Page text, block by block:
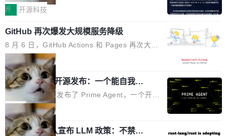
度宣传的。」 这才是真正的痛点。不是所有论文
都有问题，是最吸引眼球的那批论文最有问题。
他引用的帖子来自 Mathew Shen，一位 ICLR 2
026 的读者：「看了篇 ...
认为现代 AI 领域最重要的三个开源项目。 第一
个名字毫无悬念：Flash Attention 2。 Hieu 的
理由很具体。FA 系列不需要解释，但 FA2 是他
认为最重要的一个——复杂度恰到好处，刚好能
驱动你去学 CuTe，但还没被那些"邪恶的" Hopp
er++ 优化所淹没，足够容易修改和适配。 更关
键的是 FA2 的持久性...
单点设备迈向智能化、网联化、协同化发展。作
鸿蒙通过统一技术底座和分布式能力，为不同类
型智能设备的开发、连接与互联提供关键支撑，
也为产业链企业探索产品创新与商业增长打开新
的空间。 8月14日，开源鸿蒙智能硬件开发者日
（OHDD：OpenHarmony Hardware Develope
r Day）将在杭州启航。活动面向智能硬件产业
链企业和开发者，邀请行业专家与资深技术顾
问，围绕开源鸿蒙技术能力、设备适配、芯片适
配、功耗与稳定性调优、兼容性测评及统一互联
开 开源科技
GitHub 再次爆发大规模服务降级
8 月 6 日，GitHub Actions 和 Pages 再次大规
模服务降级，Actions 完全不可用超过 5 小时，
webhook 停发，连自托管 runner 也因调度层故
障无法工作。Pages、Copilot code review、C
opilot coding agent 全部受影响。从检测到完全
恢复，大约 12 小时。 这是 2026 年 8 月的第六
起事故，其中四起与 AI/Copilot 服务相关。 Git
Hub 员工 kdaigle 在 HN 讨论中贴出了一组数
局
Prime Agent 开源发布：一个能自我改
进的编程 Agent，ARC-AGI 3 超越人类
专家基线
Prime Intellect 发布了 Prime Agent，一个开源
的编程 Agent Harness，核心设计围绕两个抽
象：Recursive Language Model（RLM）和 C
ontinual Harness。在 ARC-AGI 3 基准测试
局
Rust 项目团队宣布 LLM 政策：不禁